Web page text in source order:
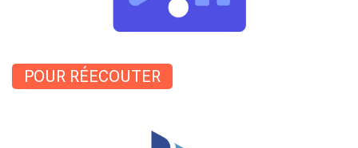
POUR RÉECOUTER